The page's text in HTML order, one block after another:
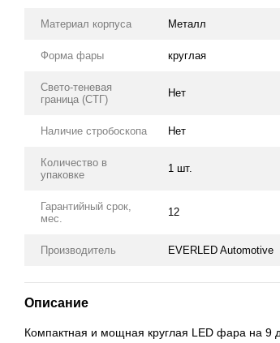
Материал корпуса Металл
Форма фары круглая
Свето-теневая
граница (СТГ)
Нет
Наличие стробоскопа Нет
Количество в
упаковке
1 шт.
Гарантийный срок,
мес.
12
Производитель EVERLED Automotive
Описание
Компактная и мощная круглая LED фара на